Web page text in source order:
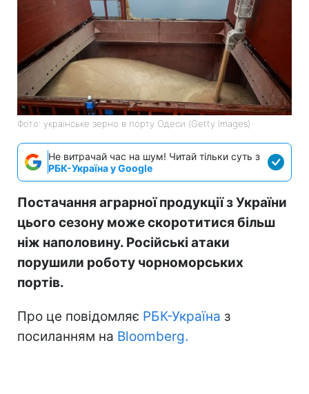
Фото: українське зерно в порту Одеси (Getty Images)
Не витрачай час на шум! Читай тільки суть з
РБК-Україна у Google
Постачання аграрної продукції з України
цього сезону може скоротитися більш
ніж наполовину. Російські атаки
порушили роботу чорноморських
портів.
Про це повідомляє РБК-Україна з
посиланням на Bloomberg.